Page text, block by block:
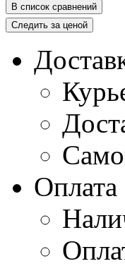
В список сравнений
Следить за ценой
Оплата